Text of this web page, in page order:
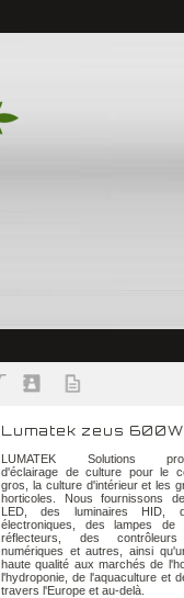
Lumatek zeus 600W
LUMATEK Solutions
d'éclairage de culture pour le
gros, la culture d'intérieur et les
horticoles. Nous fournissons
LED, des luminaires HID,
électroniques, des lampes de
réflecteurs, des contrôleurs
numériques et autres, ainsi
haute qualité aux marchés de
l'hydroponie, de l'aquaculture et
travers l'Europe et au-delà.